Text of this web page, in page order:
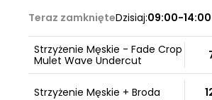
Teraz zamknięteDzisiaj:09:00-14:00
Strzyżenie Męskie - Fade Crop
Mulet Wave Undercut
Strzyżenie Męskie + Broda